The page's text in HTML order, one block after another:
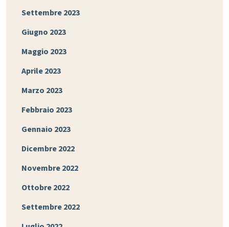
Settembre 2023
Giugno 2023
Maggio 2023
Aprile 2023
Marzo 2023
Febbraio 2023
Gennaio 2023
Dicembre 2022
Novembre 2022
Ottobre 2022
Settembre 2022